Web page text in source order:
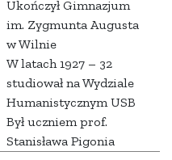
Ukończył Gimnazjum
im. Zygmunta Augusta
w Wilnie
W latach 1927 – 32
studiował na Wydziale
Humanistycznym USB
Był uczniem prof.
Stanisława Pigonia